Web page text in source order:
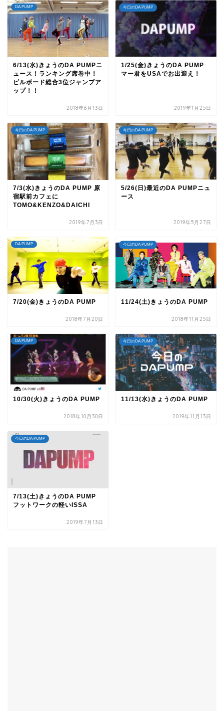
DA PUMP
6/13(水)きょうのDA PUMPニ
ュース！ランキング席巻中！
ビルボード総合3位ジャンプア
ップ！！
2018年6月13日
今日のDA PUMP
1/25(金)きょうのDA PUMP
マー君をUSAでお出迎え！
2019年1月25日
今日のDA PUMP
7/3(水)きょうのDA PUMP 原
宿駅前カフェに
TOMO&KENZO&DAICHI
2019年7月3日
今日のDA PUMP
5/26(日)最近のDA PUMPニュ
ース
2019年5月27日
DA PUMP
7/20(金)きょうのDA PUMP
2018年7月20日
今日のDA PUMP
11/24(土)きょうのDA PUMP
2018年11月25日
DA PUMP
10/30(火)きょうのDA PUMP
2018年10月30日
今日のDA PUMP
11/13(水)きょうのDA PUMP
2019年11月13日
今日のDA PUMP
7/13(土)きょうのDA PUMP
フットワークの軽いISSA
2019年7月13日